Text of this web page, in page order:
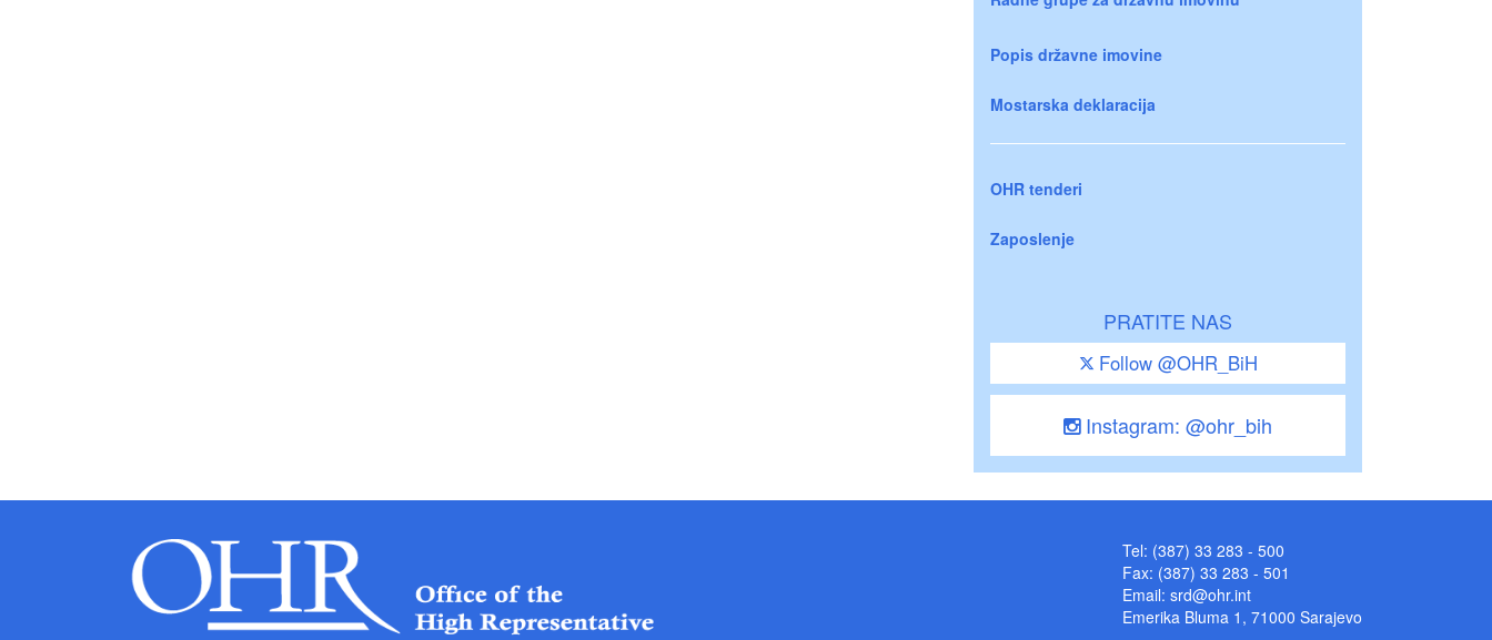
Popis državne imovine
Mostarska deklaracija
OHR tenderi
Zaposlenje
PRATITE NAS
Follow @OHR_BiH
Instagram: @ohr_bih
Tel: (387) 33 283 - 500
Fax: (387) 33 283 - 501
Email: srd@ohr.int
Emerika Bluma 1, 71000 Sarajevo